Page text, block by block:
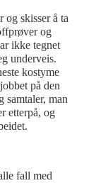
og skisser å ta
og
ikke tegnet
underveis.
kostyme
på den
samtaler, man
etterpå, og
fall med